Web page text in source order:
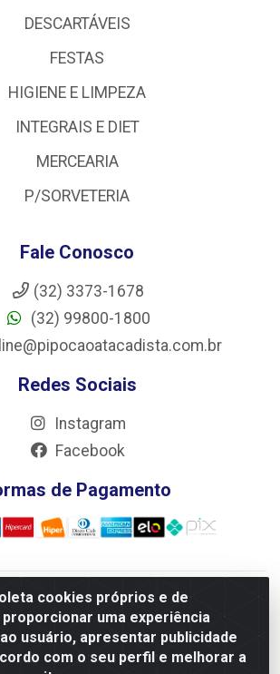
cookies próprios e de
uma experiência
usuário, apresentar publicidade
com o seu perfil e melhorar a
DESCARTÁVEIS
FESTAS
HIGIENE E LIMPEZA
INTEGRAIS E DIET
MERCEARIA
P/SORVETERIA
Fale Conosco
(32) 3373-1678
(32) 99800-1800
Redes Sociais
Instagram
Facebook
de Pagamento
e Logística LTDA - Rua Antônio do
70, Vila Nossa Senhora de Fatima - São
CEP 36305-334 - CNPJ 66.194.085/0001-
02